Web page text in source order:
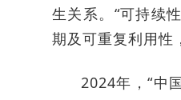
生关系。“可持续
期及可重复利用性
2024年，“中